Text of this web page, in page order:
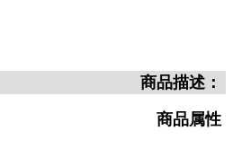
商品描述：
商品属性